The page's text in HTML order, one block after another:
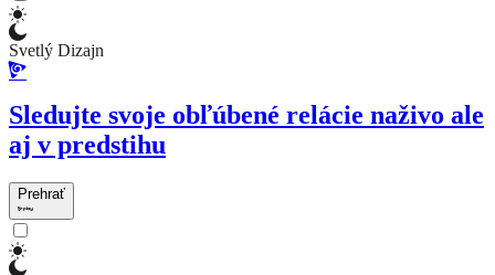
Svetlý Dizajn
Sledujte svoje obľúbené relácie naživo ale
aj v predstihu
Prehrať